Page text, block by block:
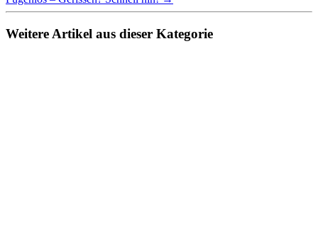
Weitere Artikel aus dieser Kategorie